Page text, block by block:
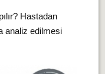
Hastadan
analiz edilmesi